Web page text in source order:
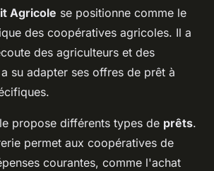
Agricole se positionne comme le
des coopératives agricoles. Il a
des agriculteurs et des
su adapter ses offres de prêt à
propose différents types de prêts.
permet aux coopératives de
courantes, comme l'achat